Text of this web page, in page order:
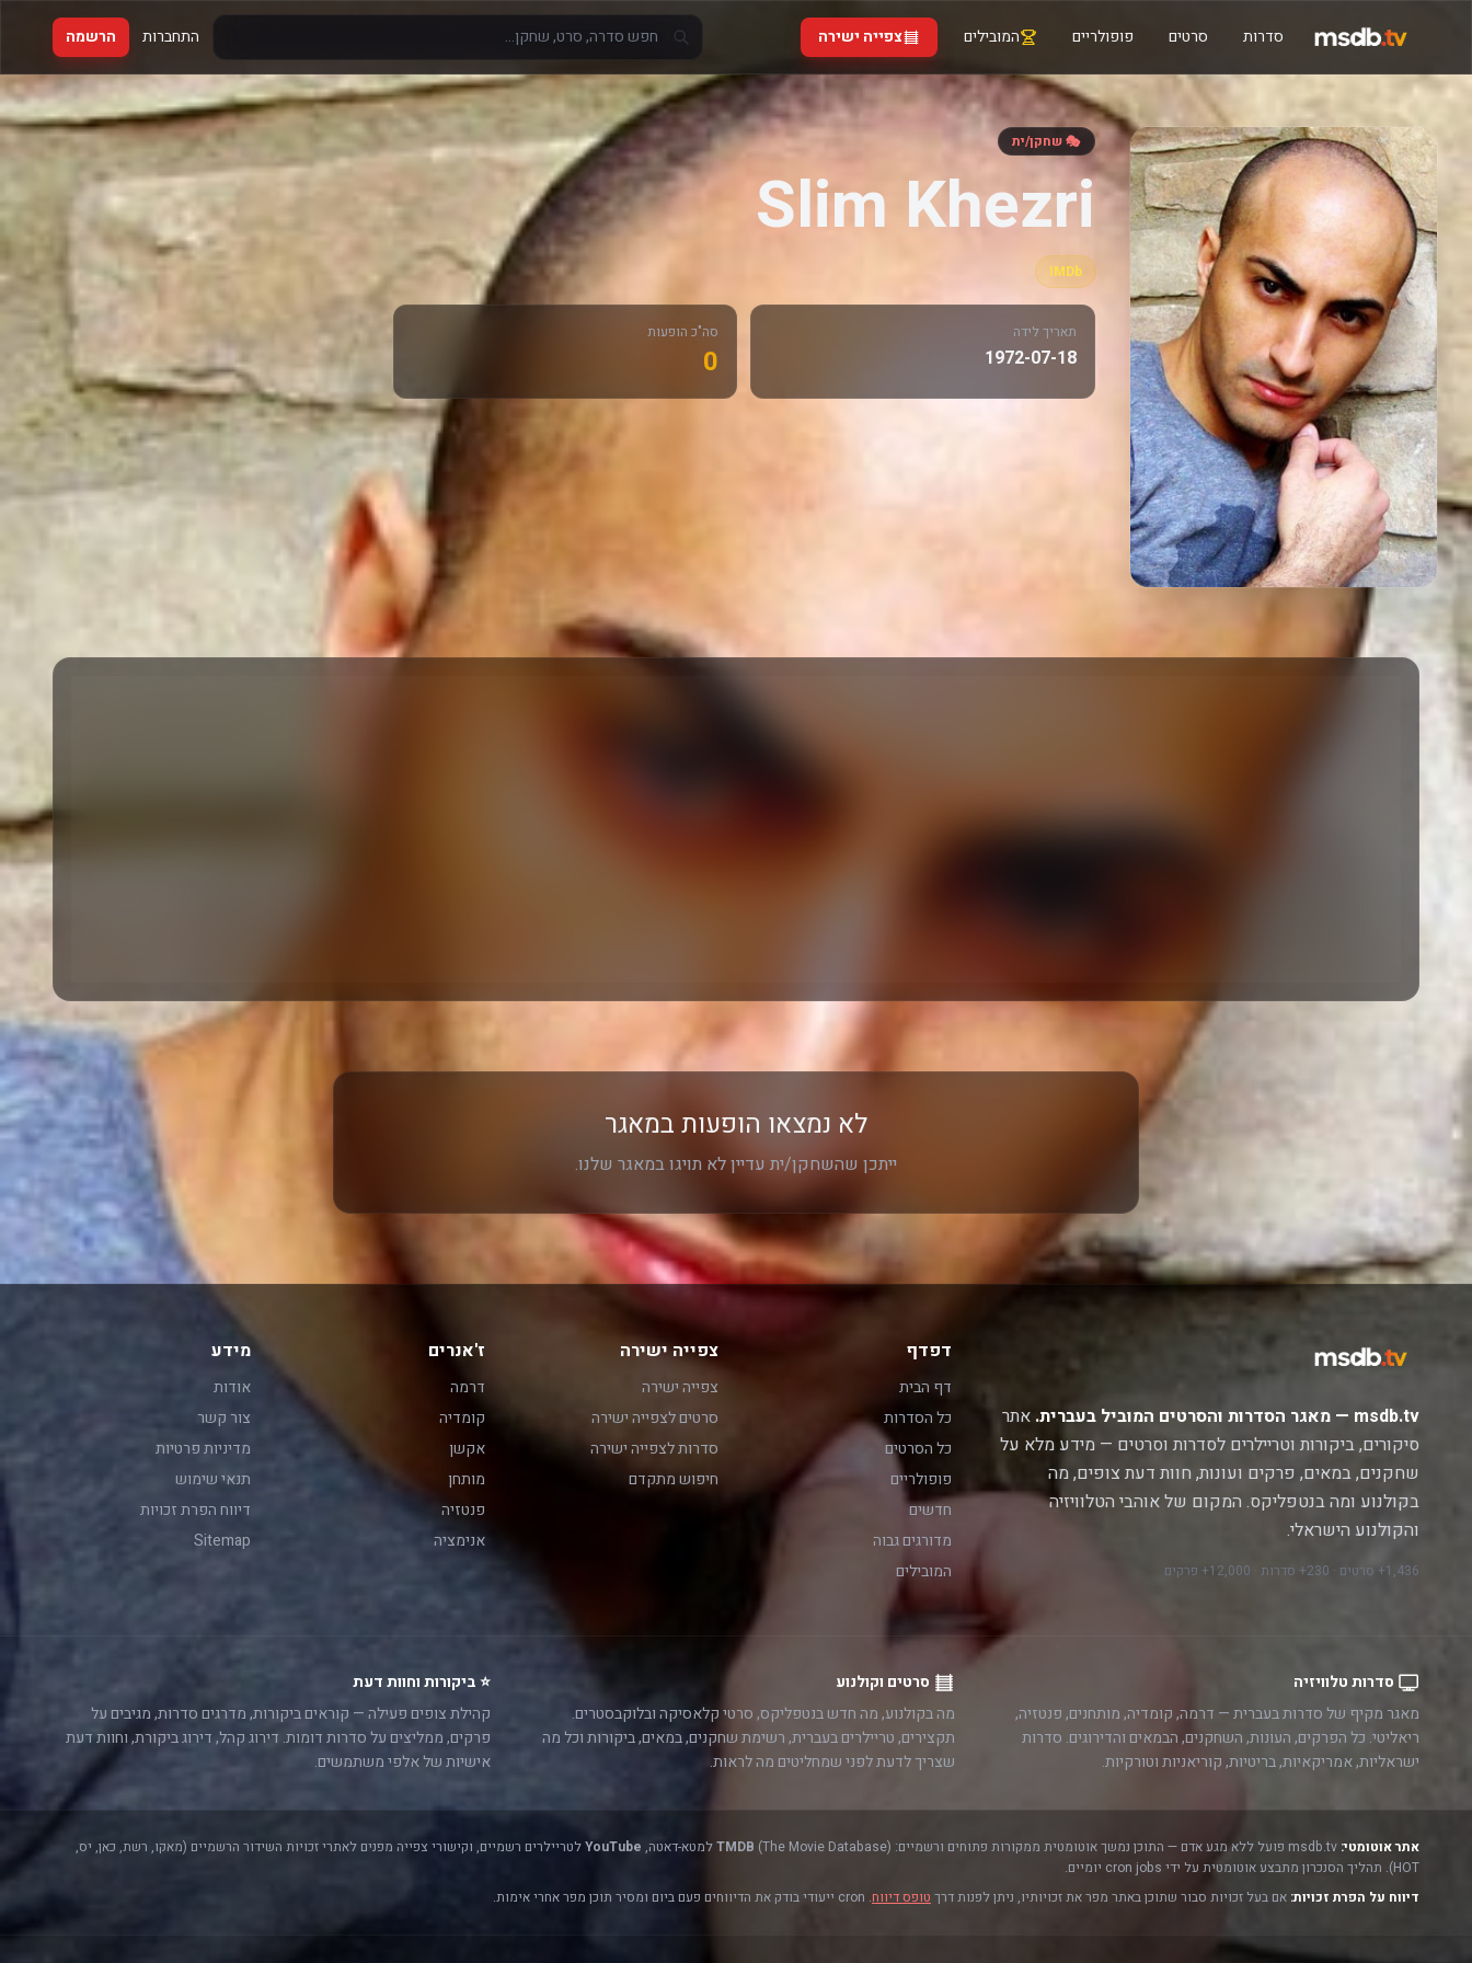
סדרות סרטים פופולריים המובילים צפייה ישירה התחברות הרשמה
🎭 שחקן/ית
Slim Khezri
IMDb
תאריך לידה
1972-07-18
סה"כ הופעות
0
לא נמצאו הופעות במאגר
ייתכן שהשחקן/ית עדיין לא תויגו במאגר שלנו.
msdb.tv — מאגר הסדרות והסרטים המוביל בעברית.
אתר
סיקורים, ביקורות וטריילרים לסדרות וסרטים — מידע מלא על
שחקנים, במאים, פרקים ועונות, חוות דעת צופים, מה
בקולנוע ומה בנטפליקס. המקום של אוהבי הטלוויזיה
והקולנוע הישראלי.
1,436+ סרטים · 230+ סדרות · 12,000+ פרקים
דפדף
דף הבית
כל הסדרות
כל הסרטים
פופולריים
חדשים
מדורגים גבוה
המובילים
צפייה ישירה
צפייה ישירה
סרטים לצפייה ישירה
סדרות לצפייה ישירה
חיפוש מתקדם
ז'אנרים
דרמה
קומדיה
אקשן
מותחן
פנטזיה
אנימציה
מידע
אודות
צור קשר
מדיניות פרטיות
תנאי שימוש
דיווח הפרת זכויות
Sitemap
סדרות טלוויזיה
מאגר מקיף של סדרות בעברית — דרמה, קומדיה, מותחנים, פנטזיה,
ריאליטי. כל הפרקים, העונות, השחקנים, הבמאים והדירוגים. סדרות
ישראליות, אמריקאיות, בריטיות, קוריאניות וטורקיות.
סרטים וקולנוע
מה בקולנוע, מה חדש בנטפליקס, סרטי קלאסיקה ובלוקבסטרים.
תקצירים, טריילרים בעברית, רשימת שחקנים, במאים, ביקורות וכל מה
שצריך לדעת לפני שמחליטים מה לראות.
⭐ ביקורות וחוות דעת
קהילת צופים פעילה — קוראים ביקורות, מדרגים סדרות, מגיבים על
פרקים, ממליצים על סדרות דומות. דירוג קהל, דירוג ביקורת, וחוות דעת
אישיות של אלפי משתמשים.
אתר אוטומטי: TMDB (The Movie Database) למטא-דאטה, YouTubeלטריילרים רשמיים, וקישורי צפייה מפנים לאתרי זכויות השידור הרשמיים (מאקו, רשת, כאן, יס,
HOT). תהליך הסנכרון מתבצע אוטומטית על ידי cron jobs יומיים.
דיווח על הפרת זכויות: אם בעל זכויות סבור שתוכן באתר מפר את זכויותיו, ניתן לפנות דרך טופס דיווח. cron ייעודי בודק את הדיווחים פעם ביום ומסיר תוכן מפר אחרי אימות.